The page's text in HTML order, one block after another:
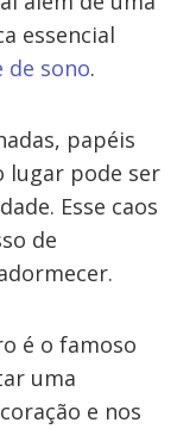
essencial
sono.
papéis
lugar pode ser
Esse caos
de
é o famoso
uma
e nos